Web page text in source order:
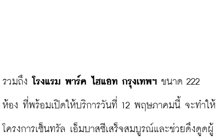
รวมถึง โรงแรม พาร์ค ไฮแอท กรุงเทพฯ ขนาด 222
ห้อง ที่พร้อมเปิดให้บริการวันที่ 12 พฤษภาคมนี้ จะทำให้
โครงการเซ็นทรัล เอ็มบาสซีเสร็จสมบูรณ์และช่วยดึงดูดผู้